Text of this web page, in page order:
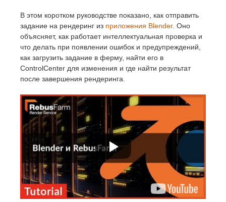
В этом коротком руководстве показано, как отправить
задание на рендеринг из приложения Blender. Оно
объясняет, как работает интеллектуальная проверка и
что делать при появлении ошибок и предупреждений,
как загрузить задание в ферму, найти его в
ControlCenter для изменения и где найти результат
после завершения рендеринга.